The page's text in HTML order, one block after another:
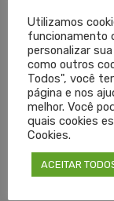
Também
Cremers, Maria
Castan, o
Lemes
Municipal de
Município de
Fernandes, e o
Utilizamos
funcionamento
personalizar
como outros
Todos", você
página e nos
melhor. Você
quais cookies
Cookies.
ACEITAR